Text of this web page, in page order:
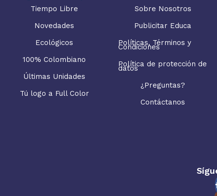
Tiempo Libre
Novedades
Ecológicos
100% Colombiano
Últimas Unidades
Tú logo a Full Color
Sobre Nosotros
Publicitar Educa
Políticas, Términos y
Condiciones
Política de protección de
datos
¿Preguntas?
Contáctanos